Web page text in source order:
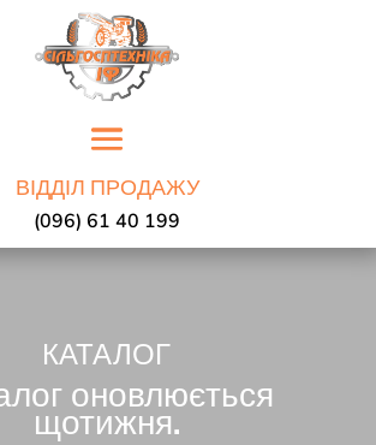
ВІДДІЛ ПРОДАЖУ
(096) 61 40 199
КАТАЛОГ
оновлюється
щотижня.